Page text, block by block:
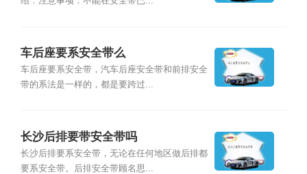
车后座要系安全带么
车后座要系安全带，汽车后座安全带和前排安全
带的系法是一样的，都是要跨过...
长沙后排要带安全带吗
长沙后排要系安全带，无论在任何地区做后排都
要系安全带。后排安全带顾名思...